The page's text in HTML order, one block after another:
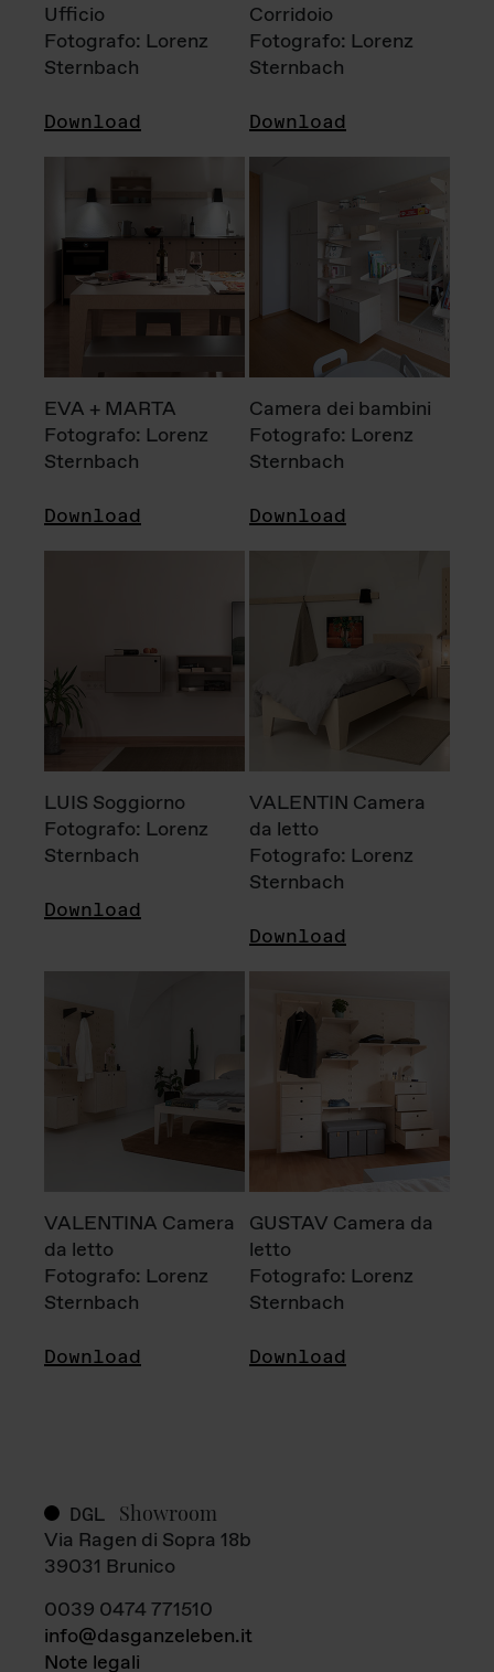
Ufficio
Fotografo: Lorenz
Sternbach
Download
Corridoio
Fotografo: Lorenz
Sternbach
Download
EVA + MARTA
Fotografo: Lorenz
Sternbach
Download
Camera dei bambini
Fotografo: Lorenz
Sternbach
Download
LUIS Soggiorno
Fotografo: Lorenz
Sternbach
Download
VALENTIN Camera
da letto
Fotografo: Lorenz
Sternbach
Download
VALENTINA Camera
da letto
Fotografo: Lorenz
Sternbach
Download
GUSTAV Camera da
letto
Fotografo: Lorenz
Sternbach
Download
DGL Showroom
Via Ragen di Sopra 18b
39031 Brunico
0039 0474 771510
info@dasganzeleben.it
Note legali